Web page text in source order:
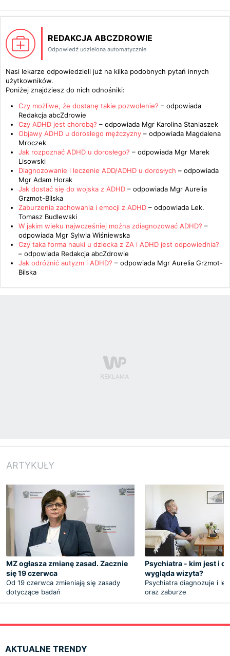
REDAKCJA ABCZDROWIE
Odpowiedź udzielona automatycznie
Nasi lekarze odpowiedzieli już na kilka podobnych pytań innych
użytkowników.
Poniżej znajdziesz do nich odnośniki:
Czy możliwe, że dostanę takie pozwolenie? – odpowiada
Redakcja abcZdrowie
Czy ADHD jest chorobą? – odpowiada Mgr Karolina Staniaszek
Objawy ADHD u dorosłego mężczyzny – odpowiada Magdalena
Mroczek
Jak rozpoznać ADHD u dorosłego? – odpowiada Mgr Marek
Lisowski
Diagnozowanie i leczenie ADD/ADHD u dorosłych – odpowiada
Mgr Adam Horak
Jak dostać się do wojska z ADHD – odpowiada Mgr Aurelia
Grzmot-Bilska
Zaburzenia zachowania i emocji z ADHD – odpowiada Lek.
Tomasz Budlewski
W jakim wieku najwcześniej można zdiagnozować ADHD? –
odpowiada Mgr Sylwia Wiśniewska
Czy taka forma nauki u dziecka z ZA i ADHD jest odpowiednia?
– odpowiada Redakcja abcZdrowie
Jak odróżnić autyzm i ADHD? – odpowiada Mgr Aurelia Grzmot-
Bilska
ARTYKUŁY
MZ ogłasza zmianę zasad. Zacznie
się 19 czerwca
Od 19 czerwca zmieniają się zasady
dotyczące badań
Psychiatra - kim jest i
wygląda wizyta?
Psychiatra diagnozuje i
oraz zaburze
AKTUALNE TRENDY